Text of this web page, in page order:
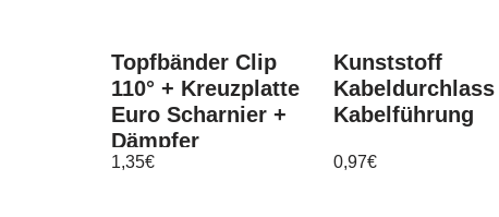
Topfbänder Clip
110° + Kreuzplatte
Euro Scharnier +
Dämpfer
Möbelscharnier
1,35€
Kunststoff
Kabeldurchlass
Kabelführung
0,97€